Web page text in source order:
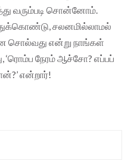
வரும்படி சொன்னோம்.
சலனமில்லாமல்
சொல்வது என்று நாங்கள்
நேரம் ஆச்சோ? எப்பப்
என்றார்!